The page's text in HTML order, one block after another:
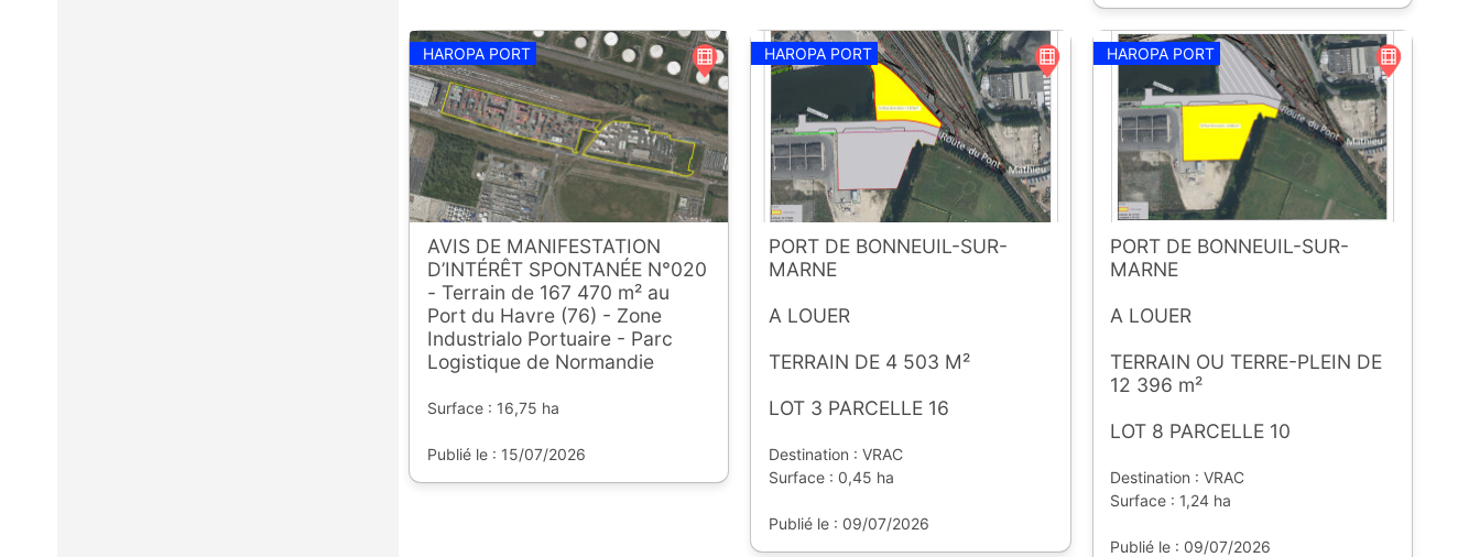
HAROPA PORT
AVIS DE MANIFESTATION
D’INTÉRÊT SPONTANÉE N°020
- Terrain de 167 470 m² au
Port du Havre (76) - Zone
Industrialo Portuaire - Parc
Logistique de Normandie
Surface : 16,75 ha
Publié le : 15/07/2026
HAROPA PORT
PORT DE BONNEUIL-SUR-
MARNE
A LOUER
TERRAIN DE 4 503 M²
LOT 3 PARCELLE 16
Destination : VRAC
Surface : 0,45 ha
Publié le : 09/07/2026
HAROPA PORT
PORT DE BONNEUIL-SUR-
MARNE
A LOUER
TERRAIN OU TERRE-PLEIN DE
12 396 m²
LOT 8 PARCELLE 10
Destination : VRAC
Surface : 1,24 ha
Publié le : 09/07/2026